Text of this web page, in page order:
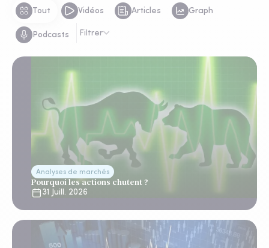
Tout Vidéos Articles Graph
Podcasts Filtrer
Analyses de marchés
Pourquoi les actions chutent ?
31 Juill. 2026